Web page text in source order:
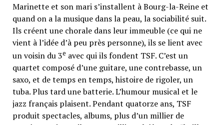
Marinette et son mari s’installent à Bourg-la-Reine et
quand on a la musique dans la peau, la sociabilité suit.
Ils créent une chorale dans leur immeuble (ce qui ne
vient à l’idée d’à peu près personne), ils se lient avec
un voisin du 3e avec qui ils fondent TSF. C’est un
quartet composé d’une guitare, une contrebasse, un
saxo, et de temps en temps, histoire de rigoler, un
tuba. Plus tard une batterie. L’humour musical et le
jazz français plaisent. Pendant quatorze ans, TSF
produit spectacles, albums, plus d’un millier de